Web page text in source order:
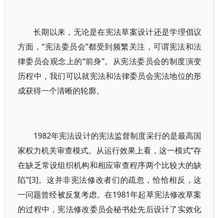
长期以来，无论是在宪法草案设计还是学理倡议
方面，“宪法委员会”都受到频繁关注，可谓宪法和法
律委员会观念上的“前身”。从宪法委员会的制度演变
历程中，我们可以就宪法和法律委员会宪法地位的形
成获得一个清晰的轮廓。
1982年宪法设计的宪法监督制度采行的是最高国
家权力机关审查模式。从运行效果上看，这一模式“存
在缺乏常设组织机构和相应审查程序两个比较大的缺
陷”[3]。这并非宪法修改者们的疏忽，恰恰相反，这
一问题曾经被反复考虑。在1981年起草宪法修改草案
的过程中，宪法修改委员会秘书处先后设计了实效化